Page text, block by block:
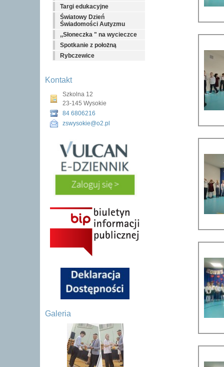
Targi edukacyjne
Światowy Dzień
Świadomości Autyzmu
,,Słoneczka " na wycieczce
Spotkanie z położną
Rybczewice
Kontakt
Szkolna 12
23-145 Wysokie
84 6806216
zswysokie@o2.pl
Galeria